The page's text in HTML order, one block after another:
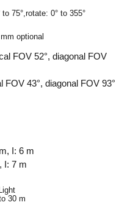
75°,rotate: 0° to 355°
optional
FOV 52°, diagonal FOV
43°, diagonal FOV 93°
I: 6 m
I: 7 m
30 m